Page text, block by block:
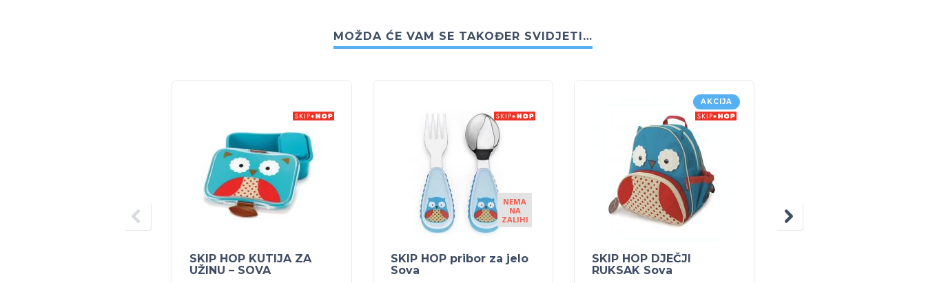
MOŽDA ĆE VAM SE TAKOĐER SVIDJETI…
SKIP HOP KUTIJA ZA
UŽINU – SOVA
NEMA
NA
ZALIHI
SKIP HOP pribor za jelo
Sova
AKCIJA
SKIP HOP DJEČJI
RUKSAK Sova